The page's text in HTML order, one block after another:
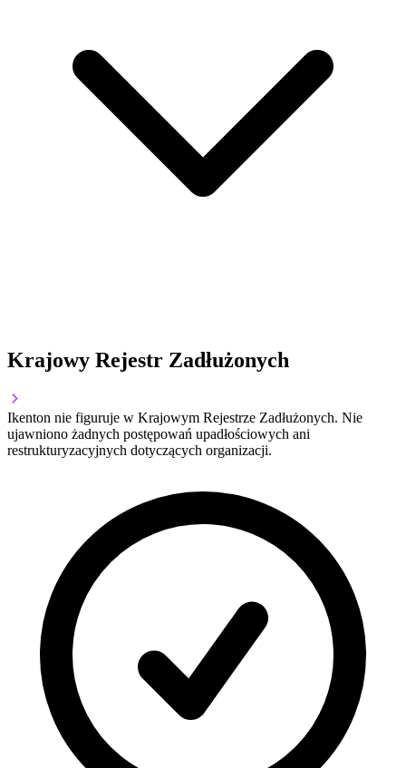
Krajowy Rejestr Zadłużonych
Ikenton nie figuruje w Krajowym Rejestrze Zadłużonych. Nie
ujawniono żadnych postępowań upadłościowych ani
restrukturyzacyjnych dotyczących organizacji.